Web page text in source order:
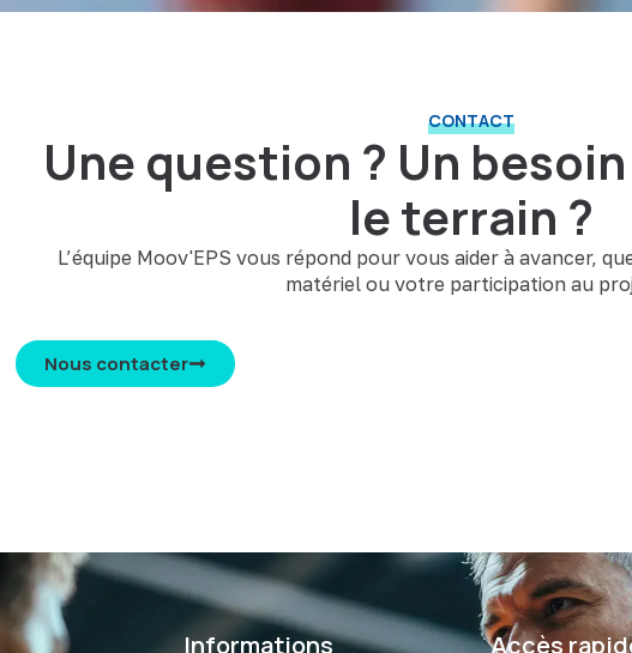
CONTACT
Une question ? Un
le terrain ?
L’équipe Moov'EPS vous répond pour vous aider à avancer,
matériel ou votre participation au
Nous contacter
Informations Accès